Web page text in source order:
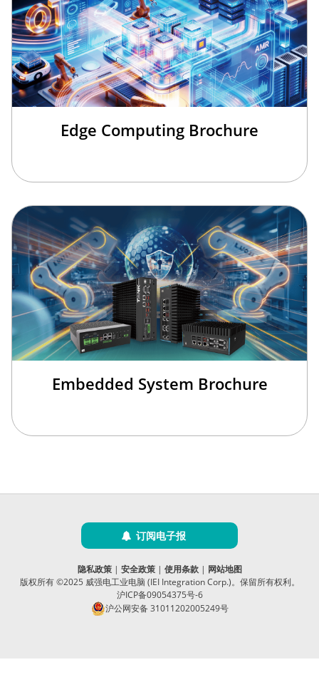
Edge Computing Brochure
Embedded System Brochure
订阅电子报
隐私政策| 安全政策| 使用条款| 网站地图
版权所有 ©2025 威强电工业电脑 (IEI Integration Corp.)。保留所有权利。
沪ICP备09054375号-6
沪公网安备 31011202005249号